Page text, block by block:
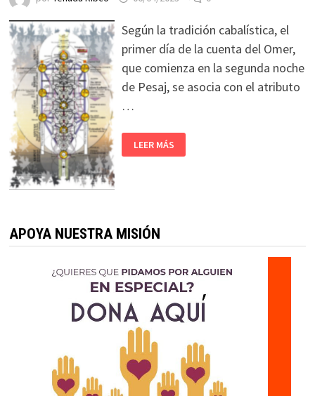
Según la tradición cabalística, el
primer día de la cuenta del Omer,
que comienza en la segunda noche
de Pesaj, se asocia con el atributo
…
LEER MÁS
APOYA NUESTRA MISIÓN